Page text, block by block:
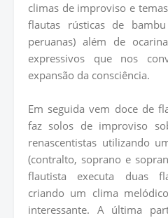
climas de improviso e
flautas rústicas de
peruanas) além de
expressivos que nos
expansão da consciência.
Em seguida vem doce de
faz solos de improviso
renascentistas utilizando
(contralto, soprano e
flautista executa duas
criando um clima
interessante. A última